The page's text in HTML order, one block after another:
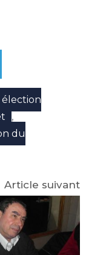
élection
,
du
Article suivant